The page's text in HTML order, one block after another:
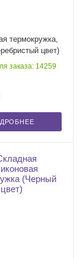
термокружка,
цвет)
заказа: 14259